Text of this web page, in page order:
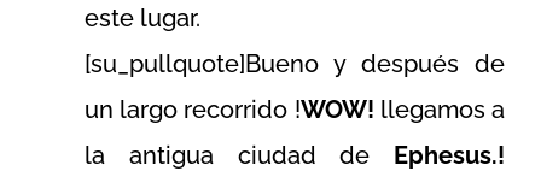
este lugar.
[su_pullquote]Bueno y después de
un largo recorrido !WOW! llegamos a
la antigua ciudad de Ephesus.!